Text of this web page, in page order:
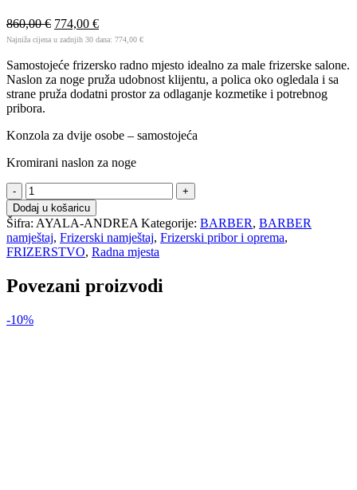
860,00€ 774,00 €
Najniža cijena u zadnjih 30 dana: 774,00 €
Samostojeće frizersko radno mjesto idealno za male frizerske salone.
Naslon za noge pruža udobnost klijentu, a polica oko ogledala i sa
strane pruža dodatni prostor za odlaganje kozmetike i potrebnog
pribora.
Konzola za dvije osobe – samostojeća
Kromirani naslon za noge
B
AYALA
radno
mjesto
-
ANDREA
Dodaj u košaricu
Šifra: AYALA-ANDREA Kategorije: BARBER, BARBER
namještaj, Frizerski namještaj, Frizerski pribor i oprema,
FRIZERSTVO, Radna mjesta
Povezani proizvodi
-10%